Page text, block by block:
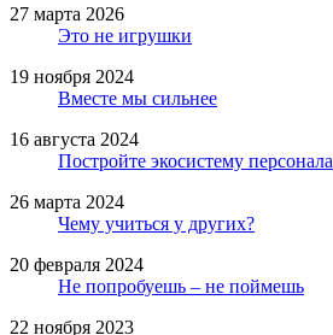
27 марта 2026
Это не игрушки
19 ноября 2024
Вместе мы сильнее
16 августа 2024
Постройте экосистему персонала
26 марта 2024
Чему учиться у других?
20 февраля 2024
Не попробуешь – не поймешь
22 ноября 2023